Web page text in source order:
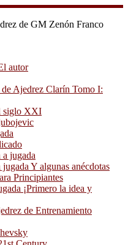
de GM Zenón Franco
autor
Ajedrez Clarín Tomo I:
siglo XXI
jugada
Y algunas anécdotas
Principiantes
¡Primero la idea y
de Entrenamiento